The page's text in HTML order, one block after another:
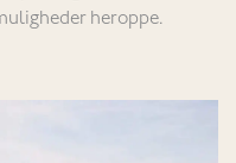
heroppe.